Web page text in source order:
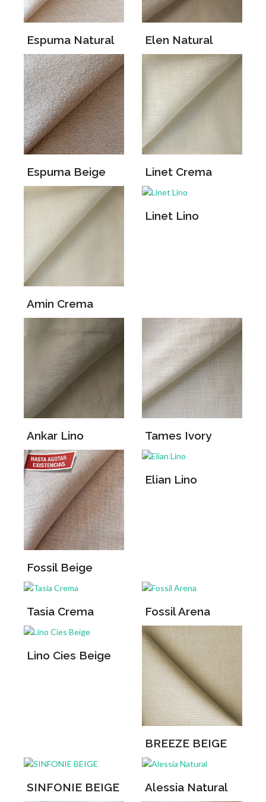
Espuma Natural Elen Natural
Espuma Beige Linet Crema
Amin Crema
Linet Lino
Ankar Lino Tames Ivory
Fossil Beige
Elian Lino
Tasia Crema Fossil Arena
Lino Cies Beige
BREEZE BEIGE
SINFONIE BEIGE Alessia Natural